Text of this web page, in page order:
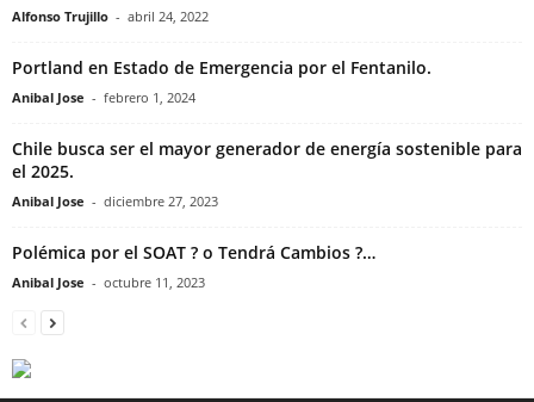
Alfonso Trujillo - abril 24, 2022
Portland en Estado de Emergencia por el Fentanilo.
Anibal Jose - febrero 1, 2024
Chile busca ser el mayor generador de energía sostenible para
el 2025.
Anibal Jose - diciembre 27, 2023
Polémica por el SOAT ? o Tendrá Cambios ?…
Anibal Jose - octubre 11, 2023